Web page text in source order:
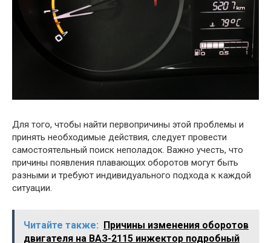
Для того, чтобы найти первопричины этой проблемы и
принять необходимые действия, следует провести
самостоятельный поиск неполадок. Важно учесть, что
причины появления плавающих оборотов могут быть
разными и требуют индивидуального подхода к каждой
ситуации.
Читайте также: Причины изменения оборотов
двигателя на ВАЗ-2115 инжектор подробный